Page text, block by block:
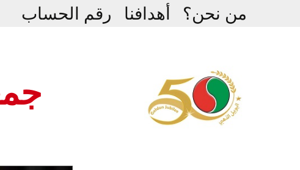
من نحن؟ أهدافنا رقم الحساب